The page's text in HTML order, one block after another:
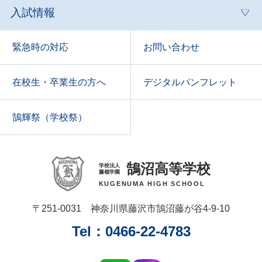
入試情報
緊急時の対応 お問い合わせ
在校生・卒業生の方へ デジタルパンフレット
鵠輝祭（学校祭）
学校法人
藤嶺学園
鵠沼高等学校
KUGENUMA HIGH SCHOOL
〒251‑0031 神奈川県藤沢市鵠沼藤が谷4‑9‑10
Tel：0466‑22‑4783